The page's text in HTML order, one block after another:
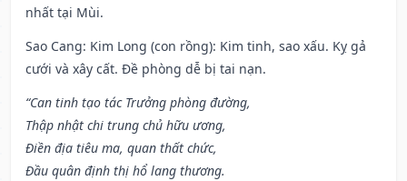
nhất tại Mùi.
Sao Cang: Kim Long (con rồng): Kim tinh, sao xấu. Kỵ gả
cưới và xây cất. Đề phòng dễ bị tai nạn.
“Can tinh tạo tác Trưởng phòng đường,
Thập nhật chi trung chủ hữu ương,
Điền địa tiêu ma, quan thất chức,
Đầu quân định thị hổ lang thương.